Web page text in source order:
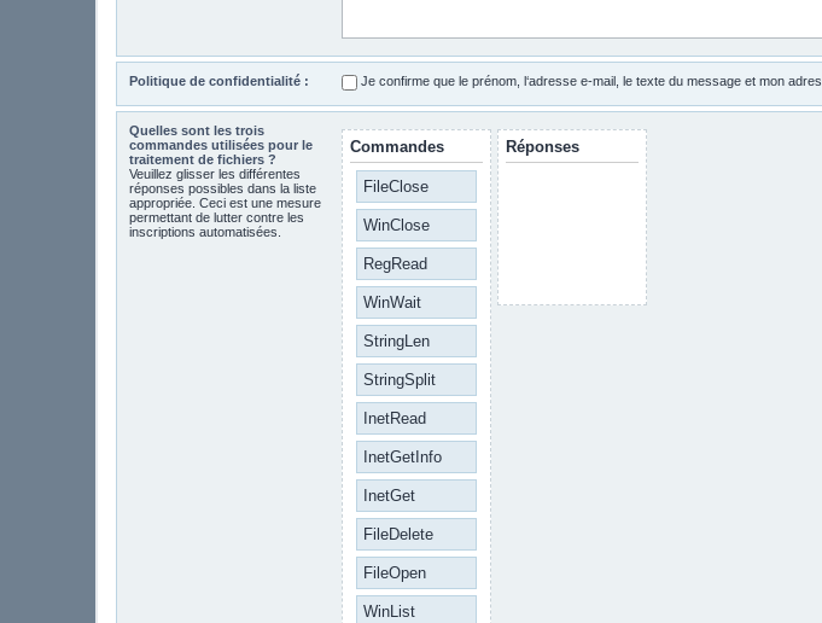
Politique de confidentialité : Je confirme que le prénom, l‘adresse e-mail, le texte du message et mon
Quelles sont les trois
commandes utilisées pour le
traitement de fichiers ?
Veuillez glisser les différentes
réponses possibles dans la liste
appropriée. Ceci est une mesure
permettant de lutter contre les
inscriptions automatisées.
Commandes
FileClose
WinClose
RegRead
WinWait
StringLen
StringSplit
InetRead
InetGetInfo
InetGet
FileDelete
FileOpen
WinList
Réponses